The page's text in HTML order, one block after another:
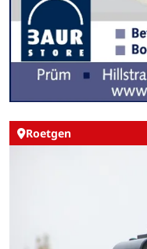
Roetgen